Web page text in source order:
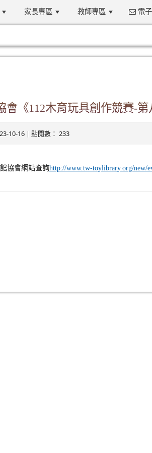
家長專區 教師專區 電子
會《112木育玩具創作競賽-
10-16 | 點閱數： 233
協會網站查詢http://www.tw-toylibrary.org/new/